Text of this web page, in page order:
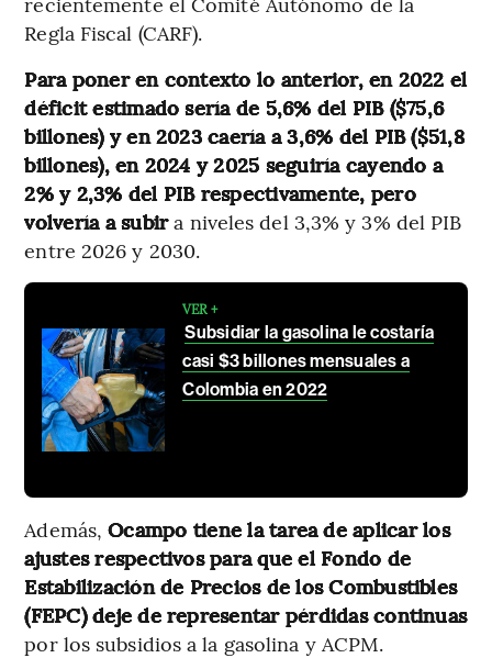
Regla Fiscal (CARF).
Para poner en contexto lo anterior, en 2022 el
déficit estimado sería de 5,6% del PIB ($75,6
billones) y en 2023 caería a 3,6% del PIB ($51,8
billones), en 2024 y 2025 seguiría cayendo a
2% y 2,3% del PIB respectivamente, pero
volvería a subira niveles del 3,3% y 3% del PIB
entre 2026 y 2030.
VER +
Subsidiar la gasolina le costaría
casi $3 billones mensuales a
Colombia en 2022
Además,Ocampo tiene la tarea de aplicar los
ajustes respectivos para que el Fondo de
Estabilización de Precios de los Combustibles
(FEPC) deje de representar pérdidas continuas
por los subsidios a la gasolina y ACPM.